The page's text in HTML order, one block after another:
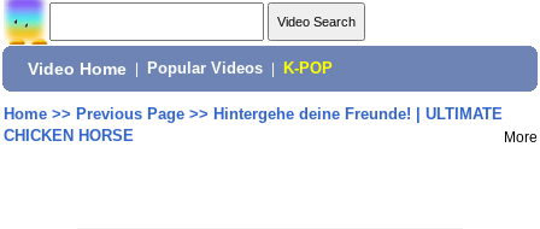
Video Home Popular Videos K-POP
Home>> Previous Page>> Hintergehe deine Freunde! | ULTIMATE
CHICKEN HORSE
More